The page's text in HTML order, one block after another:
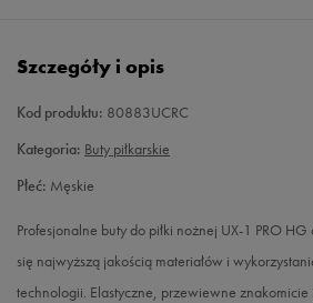
42,5 27 cm
44 28,5 cm
Szczegóły i opis
Kod produktu: 80883UCRC
Kategoria: Buty piłkarskie
Płeć: Męskie
Profesjonalne buty do piłki nożnej UX-1 PRO
się najwyższą jakością materiałów i
technologii. Elastyczne, przewiewne znakomicie